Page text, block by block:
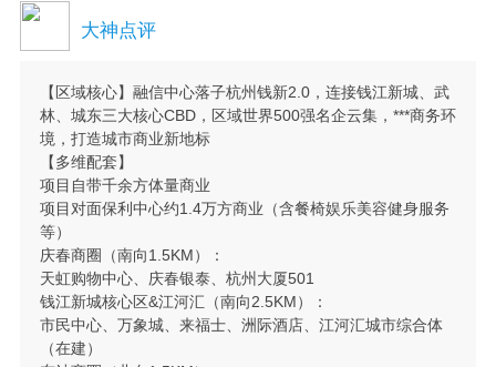
大神点评
【区域核心】融信中心落子杭州钱新2.0，连接钱江新城、武
林、城东三大核心CBD，区域世界500强名企云集，***商务环
境，打造城市商业新地标
【多维配套】
项目自带千余方体量商业
项目对面保利中心约1.4万方商业（含餐椅娱乐美容健身服务
等）
庆春商圈（南向1.5KM）：
天虹购物中心、庆春银泰、杭州大厦501
钱江新城核心区&江河汇（南向2.5KM）：
市民中心、万象城、来福士、洲际酒店、江河汇城市综合体
（在建）